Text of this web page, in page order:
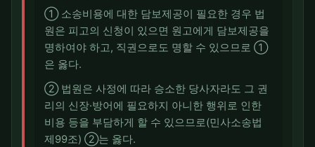
① 소송비용에 대한 담보제공이 필요한 경우 법
원은 피고의 신청이 있으면 원고에게 담보제공을
명하여야 하고, 직권으로도 명할 수 있으므로 ①
은 옳다.
② 법원은 사정에 따라 승소한 당사자라도 그 권
리의 신장·방어에 필요하지 아니한 행위로 인한
비용 등을 부담하게 할 수 있으므로(민사소송법
제99조) ②는 옳다.